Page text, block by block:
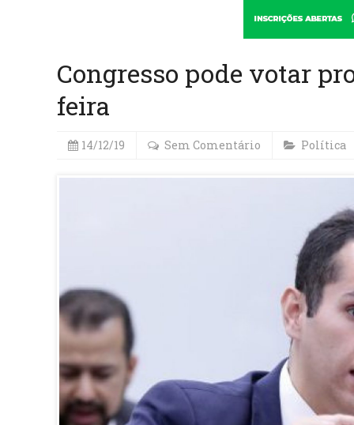
Congresso pode votar
feira
14/12/19 Sem Comentário Política